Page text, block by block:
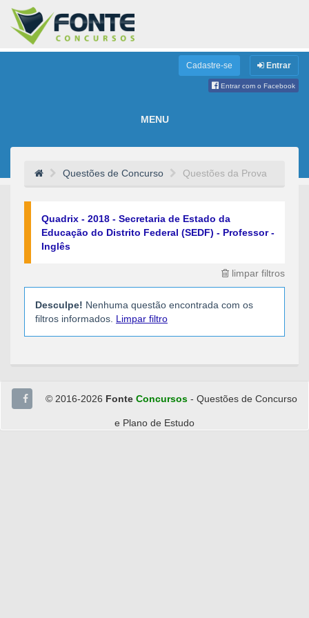
Cadastre-se Entrar
Entrar com o Facebook
MENU
Questões de Concurso Questões da Prova
Quadrix - 2018 - Secretaria de Estado da
Educação do Distrito Federal (SEDF) - Professor -
Inglês
limpar filtros
Desculpe! Nenhuma questão encontrada com os
filtros informados. Limpar filtro
© 2016-2026 Fonte Concursos - Questões de Concurso
e Plano de Estudo